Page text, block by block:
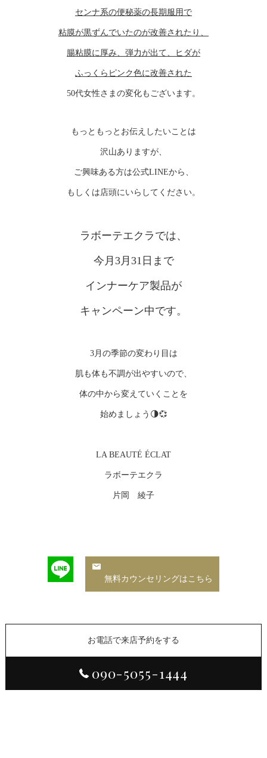
センナ系の便秘薬の長期服用で
粘膜が黒ずんでいたのが改善されたり、
腸粘膜に厚み、弾力が出て、ヒダが
ふっくらピンク色に改善された
50代女性さまの変化もございます。
もっともっとお伝えしたいことは
沢山ありますが、
ご興味ある方は公式LINEから、
もしくは店頭にいらしてください。
ラボーテエクラでは、
今月3月31日まで
インナーケア製品が
キャンペーン中です。
3月の季節の変わり目は
肌も体も不調が出やすいので、
体の中から変えていくことを
始めましょう🌗💞
LA BEAUTÉ ÉCLAT
ラボーテエクラ
片岡 綾子
無料カウンセリングはこちら
お電話で来店予約をする
090-5055-1444